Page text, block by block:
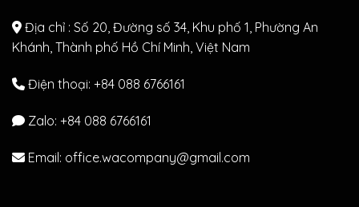
năm
Địa chỉ : Số 20, Đường số 34, Khu phố 1, Phường An
Khánh, Thành phố Hồ Chí Minh, Việt Nam
Điện thoại: +84 088 6766161
Zalo: +84 088 6766161
Email: office.wacompany@gmail.com